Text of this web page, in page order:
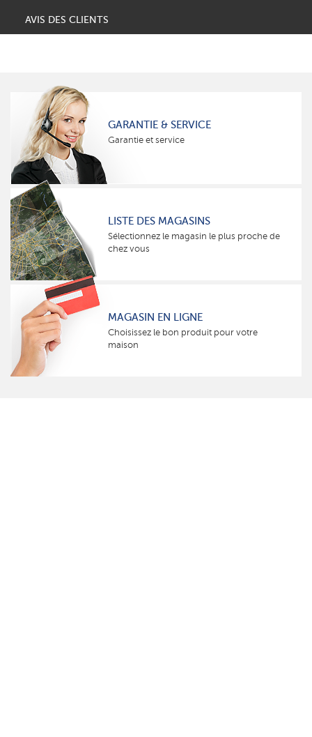
AVIS DES CLIENTS
GARANTIE & SERVICE
Garantie et service
LISTE DES MAGASINS
Sélectionnez le magasin le plus proche de
chez vous
MAGASIN EN LIGNE
Choisissez le bon produit pour votre
maison